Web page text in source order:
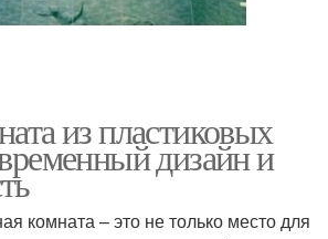
из пластиковых
дизайн и
комната – это не только место для